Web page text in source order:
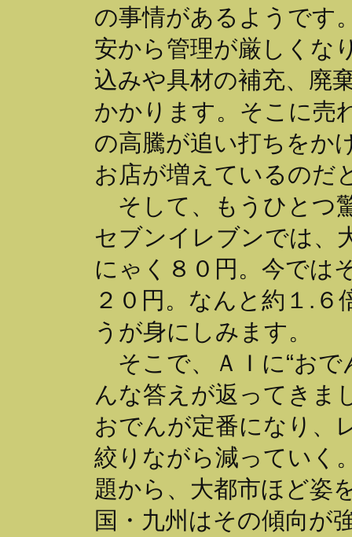
の事情があるようです
安から管理が厳しくな
込みや具材の補充、廃
かかります。そこに売
の高騰が追い打ちをか
お店が増えているのだ
そして、もうひとつ
セブンイレブンでは、
にゃく８０円。今では
２０円。なんと約１.
うが身にしみます。
そこで、ＡＩに“おで
んな答えが返ってきま
おでんが定番になり、
絞りながら減っていく
題から、大都市ほど姿
国・九州はその傾向が